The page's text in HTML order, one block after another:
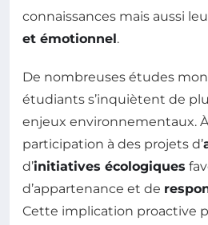
connaissances mais aussi
et émotionnel.
De nombreuses études
étudiants s’inquiètent de
enjeux environnementaux.
participation à des projets d’
d’initiatives écologiques
d’appartenance et de
Cette implication proactive